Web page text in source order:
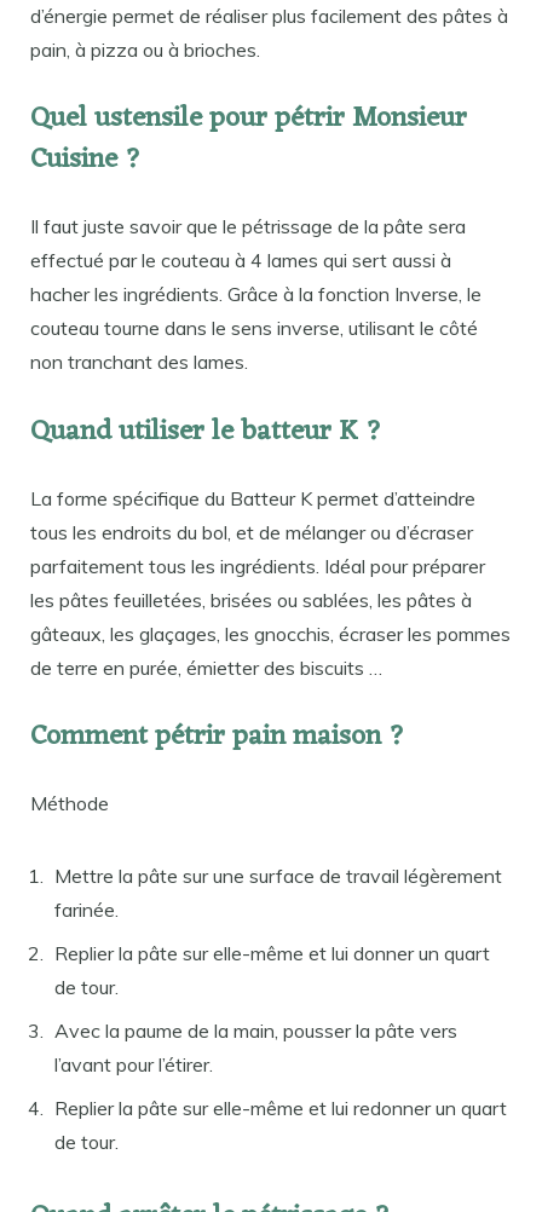
d’énergie permet de réaliser plus facilement des pâtes à
pain, à pizza ou à brioches.
Quel ustensile pour pétrir Monsieur
Cuisine ?
Il faut juste savoir que le pétrissage de la pâte sera
effectué par le couteau à 4 lames qui sert aussi à
hacher les ingrédients. Grâce à la fonction Inverse, le
couteau tourne dans le sens inverse, utilisant le côté
non tranchant des lames.
Quand utiliser le batteur K ?
La forme spécifique du Batteur K permet d’atteindre
tous les endroits du bol, et de mélanger ou d’écraser
parfaitement tous les ingrédients. Idéal pour préparer
les pâtes feuilletées, brisées ou sablées, les pâtes à
gâteaux, les glaçages, les gnocchis, écraser les pommes
de terre en purée, émietter des biscuits …
Comment pétrir pain maison ?
Méthode
Mettre la pâte sur une surface de travail légèrement
farinée.
Replier la pâte sur elle-même et lui donner un quart
de tour.
Avec la paume de la main, pousser la pâte vers
l’avant pour l’étirer.
Replier la pâte sur elle-même et lui redonner un quart
de tour.